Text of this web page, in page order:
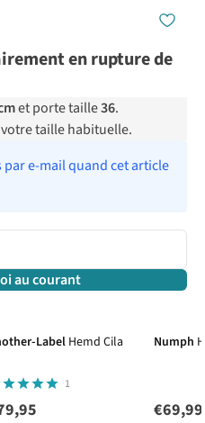
en rupture de
et porte taille36.
taille habituelle.
e-mail quand cet article
au courant
Label Hemd Cila
1
Numph
€69,99